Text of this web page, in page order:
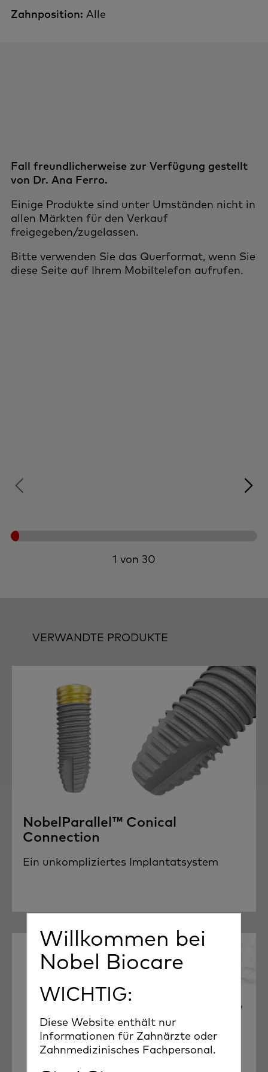
Zahnposition: Alle
Fall freundlicherweise zur Verfügung gestellt
von Dr. Ana Ferro.
Einige Produkte sind unter Umständen nicht in
allen Märkten für den Verkauf
freigegeben/zugelassen.
Bitte verwenden Sie das Querformat, wenn Sie
diese Seite auf Ihrem Mobiltelefon aufrufen.
1 von 30
VERWANDTE PRODUKTE
NobelParallel™ Conical
Connection
Ein unkompliziertes Implantatsystem
Willkommen bei
Nobel Biocare
WICHTIG:
Diese Website enthält nur
Informationen für Zahnärzte oder
Zahnmedizinisches Fachpersonal.